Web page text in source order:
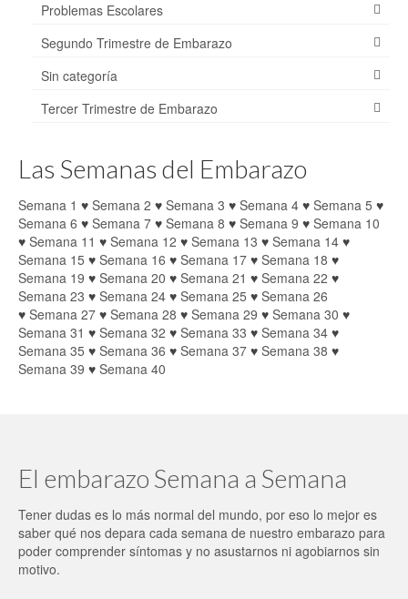
Problemas Escolares
Segundo Trimestre de Embarazo
Sin categoría
Tercer Trimestre de Embarazo
Las Semanas del Embarazo
Semana 1 ♥ Semana 2 ♥ Semana 3 ♥ Semana 4 ♥ Semana 5 ♥
Semana 6 ♥ Semana 7 ♥ Semana 8 ♥ Semana 9 ♥ Semana 10
♥ Semana 11 ♥ Semana 12 ♥ Semana 13 ♥ Semana 14 ♥
Semana 15 ♥ Semana 16 ♥ Semana 17 ♥ Semana 18 ♥
Semana 19 ♥ Semana 20 ♥ Semana 21 ♥ Semana 22 ♥
Semana 23 ♥ Semana 24 ♥ Semana 25 ♥ Semana 26
♥ Semana 27 ♥ Semana 28 ♥ Semana 29 ♥ Semana 30 ♥
Semana 31 ♥ Semana 32 ♥ Semana 33 ♥ Semana 34 ♥
Semana 35 ♥ Semana 36 ♥ Semana 37 ♥ Semana 38 ♥
Semana 39 ♥ Semana 40
El embarazo Semana a Semana
Tener dudas es lo más normal del mundo, por eso lo mejor es
saber qué nos depara cada semana de nuestro embarazo para
poder comprender síntomas y no asustarnos ni agobiarnos sin
motivo.